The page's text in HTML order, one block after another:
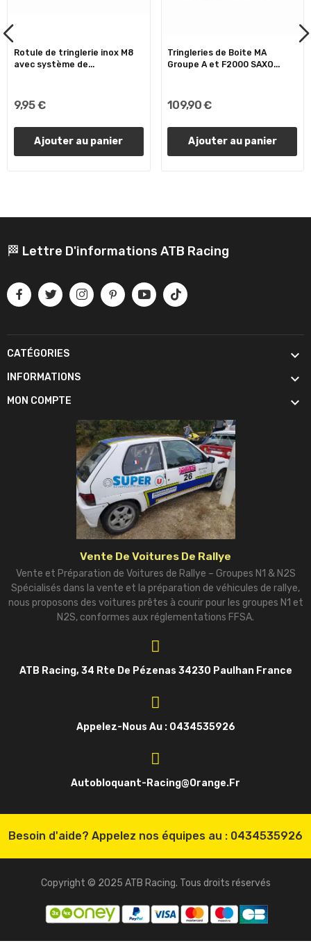
Rotule de tringlerie inox M8
avec système de...
9,95 €
Ajouter au panier
Tringleries de Boite MA
Groupe A et F2000 SAXO...
109,90 €
Ajouter au panier
🏁 Lettre D'informations ATB Racing
CATÉGORIES 
INFORMATIONS 
MON COMPTE 
Vente De Voitures De Rallye
Vente et Préparation de Voitures de Rallye – Groupes N1 & N2S
Spécialisés dans la vente et la préparation de véhicules de rallye,
nous proposons des voitures prêtes à courir pour les groupes N1 et
N2S, conformes aux réglementations FFSA.
ATB Racing, 34 Rte De Pézenas 34230 Paulhan France
Appelez-Nous Au : 0434535926
Autobloquant-Racing@orange.fr
Besoin d'aide? Appelez nos équipes au : 0434535926
Copyright © 2025 ATB Racing. Tous droits réservés